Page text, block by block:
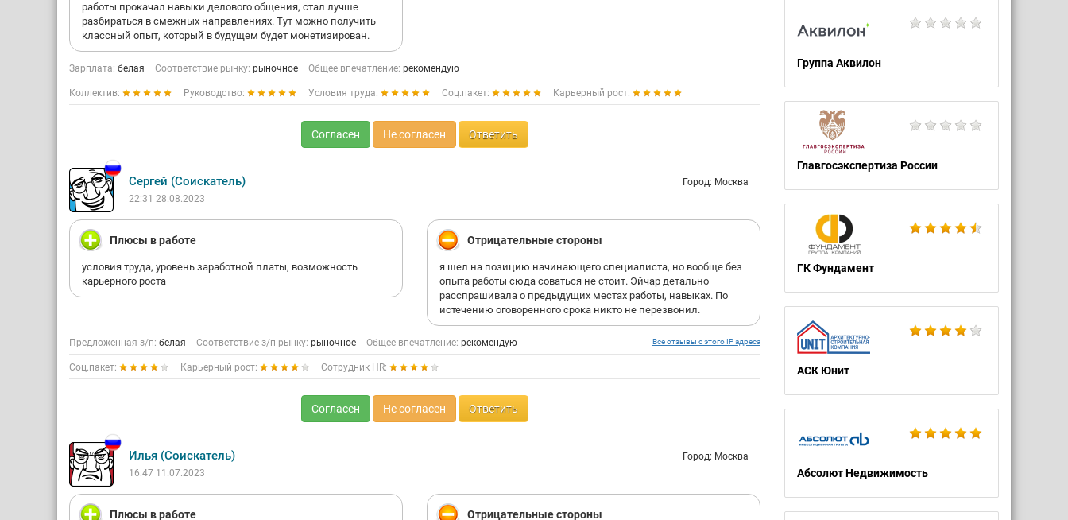
Группа Аквилон
Главгосэкспертиза России
ГК Фундамент
АСК Юнит
Абсолют Недвижимость
работы прокачал навыки делового общения, стал лучше
разбираться в смежных направлениях. Тут можно получить
классный опыт, который в будущем будет монетизирован.
Зарплата: белая Соответствие рынку: рыночное Общее впечатление: рекомендую
Коллектив: Руководство: Условия труда: Соц.пакет: Карьерный рост:
Согласен Не согласен Ответить
Сергей (Соискатель)
Город: Москва
22:31 28.08.2023
Плюсы в работе
условия труда, уровень заработной платы, возможность
карьерного роста
Отрицательные стороны
я шел на позицию начинающего специалиста, но вообще без
опыта работы сюда соваться не стоит. Эйчар детально
расспрашивала о предыдущих местах работы, навыках. По
истечению оговоренного срока никто не перезвонил.
Предложенная з/п: белая Соответствие з/п рынку: рыночное Общее впечатление: рекомендую Все отзывы с этого IP адреса
Соц.пакет: Карьерный рост: Сотрудник HR:
Согласен Не согласен Ответить
Илья (Соискатель)
Город: Москва
16:47 11.07.2023
Плюсы в работе Отрицательные стороны